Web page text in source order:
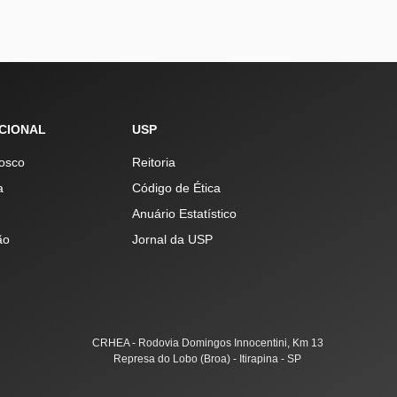
USP
Reitoria
Código de Ética
Anuário Estatístico
Jornal da USP
CRHEA - Rodovia Domingos Innocentini, Km 13
Represa do Lobo (Broa) - Itirapina - SP